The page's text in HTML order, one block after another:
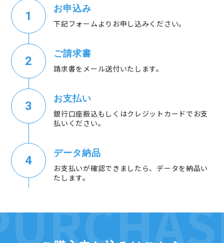
お申込み
下記フォームよりお申し込みください。
ご請求書
請求書をメール送付いたします。
お支払い
銀行口座振込もしくはクレジットカードでお支
払いください。
データ納品
お支払いが確認できましたら、データを納品い
たします。